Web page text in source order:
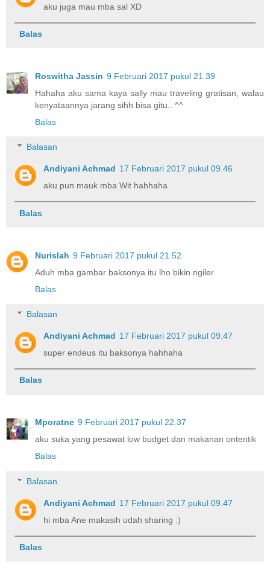
aku juga mau mba sal XD
Balas
Roswitha Jassin 9 Februari 2017 pukul 21.39
Hahaha aku sama kaya sally mau traveling gratisan, walau
kenyataannya jarang sihh bisa gitu.. ^^
Balas
Balasan
Andiyani Achmad 17 Februari 2017 pukul 09.46
aku pun mauk mba Wit hahhaha
Balas
Nurislah 9 Februari 2017 pukul 21.52
Aduh mba gambar baksonya itu lho bikin ngiler
Balas
Balasan
Andiyani Achmad 17 Februari 2017 pukul 09.47
super endeus itu baksonya hahhaha
Balas
Mporatne 9 Februari 2017 pukul 22.37
aku suka yang pesawat low budget dan makanan ontentik
Balas
Balasan
Andiyani Achmad 17 Februari 2017 pukul 09.47
hi mba Ane makasih udah sharing :)
Balas